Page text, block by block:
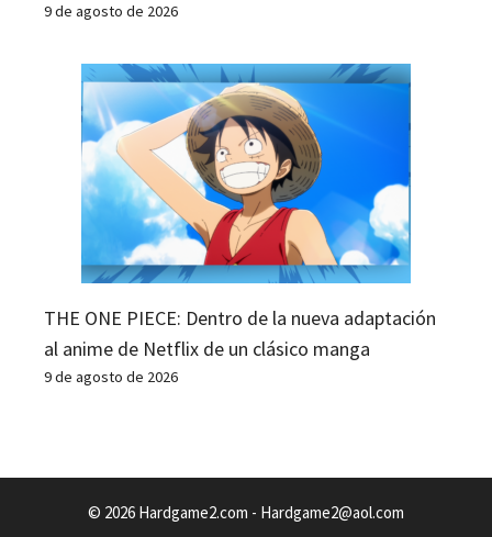
9 de agosto de 2026
THE ONE PIECE: Dentro de la nueva adaptación
al anime de Netflix de un clásico manga
9 de agosto de 2026
© 2026 Hardgame2.com - Hardgame2@aol.com